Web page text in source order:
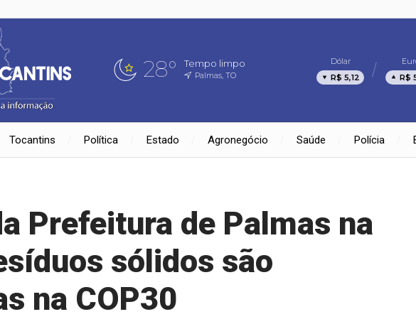
28° Tempo limpo
Palmas, TO
Dólar
R$ 5,12
R$
Tocantins Política Estado Agronegócio Saúde Polícia
Prefeitura de Palmas na
sólidos são
na COP30